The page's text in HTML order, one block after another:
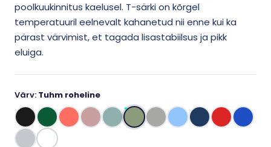
poolkuukinnitus kaelusel. T-särki on kõrgel
temperatuuril eelnevalt kahanetud nii enne kui ka
pärast värvimist, et tagada lisastabiilsus ja pikk
eluiga.
Värv: Tuhm roheline